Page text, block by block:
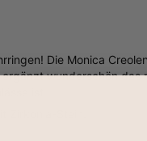
Die Monica
wunderschön
ist.
Zirkonia-Stein.